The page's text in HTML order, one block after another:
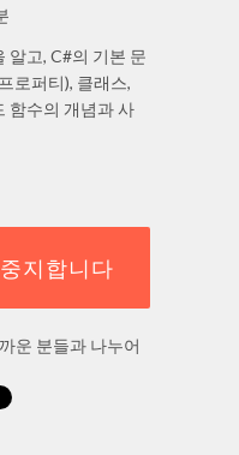
알고, C#의 기본 문
로퍼티), 클래스,
함수의 개념과 사
지합니다
운 분들과 나누어